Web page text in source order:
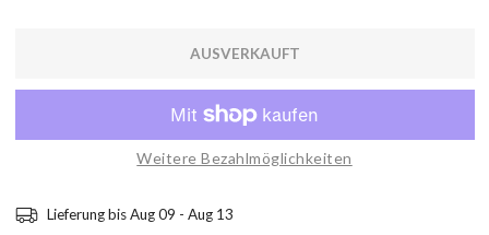
AUSVERKAUFT
Weitere Bezahlmöglichkeiten
Lieferung bisAug 09 - Aug 13